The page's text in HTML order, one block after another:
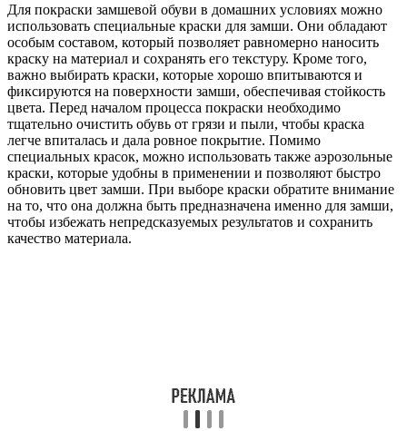
Для покраски замшевой обуви в домашних условиях можно
использовать специальные краски для замши. Они обладают
особым составом, который позволяет равномерно наносить
краску на материал и сохранять его текстуру. Кроме того,
важно выбирать краски, которые хорошо впитываются и
фиксируются на поверхности замши, обеспечивая стойкость
цвета. Перед началом процесса покраски необходимо
тщательно очистить обувь от грязи и пыли, чтобы краска
легче впиталась и дала ровное покрытие. Помимо
специальных красок, можно использовать также аэрозольные
краски, которые удобны в применении и позволяют быстро
обновить цвет замши. При выборе краски обратите внимание
на то, что она должна быть предназначена именно для замши,
чтобы избежать непредсказуемых результатов и сохранить
качество материала.